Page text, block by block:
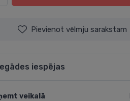
Pievienot vēlmju sarakstam
iespējas
veikalā